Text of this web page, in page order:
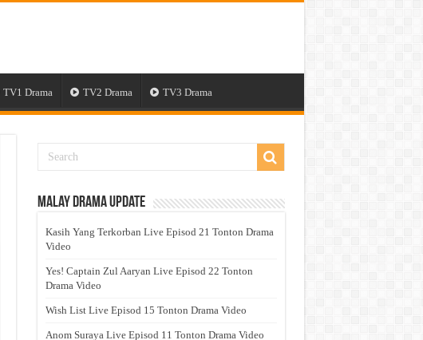
TV1 Drama TV2 Drama TV3 Drama
Malay Drama Update
Kasih Yang Terkorban Live Episod 21 Tonton Drama
Video
Yes! Captain Zul Aaryan Live Episod 22 Tonton
Drama Video
Wish List Live Episod 15 Tonton Drama Video
Anom Suraya Live Episod 11 Tonton Drama Video